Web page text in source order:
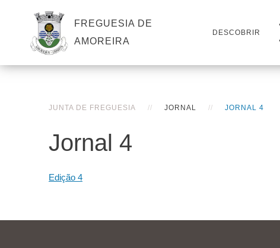
FREGUESIA DE
AMOREIRA
DESCOBRIR
JUNTA DE FREGUESIA JORNAL JORNAL 4
Jornal 4
Edição 4